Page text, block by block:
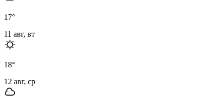
17°
11 авг, вт
18°
12 авг, ср